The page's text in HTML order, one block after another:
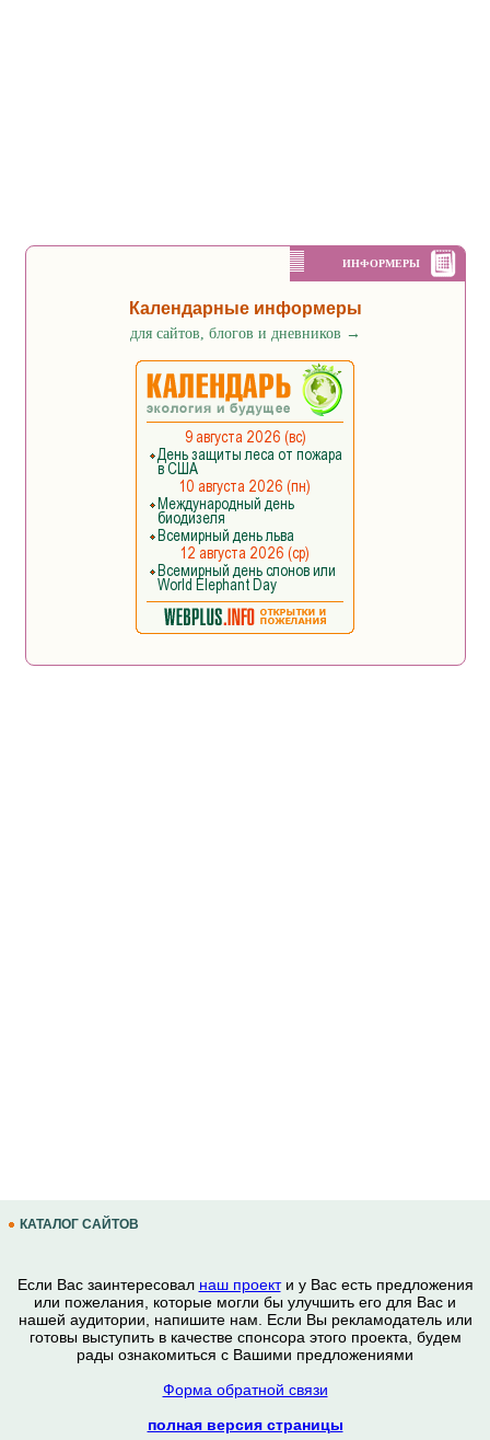
ИНФОРМЕРЫ
Календарные информеры
для сайтов, блогов и дневников →
КАТАЛОГ САЙТОВ
Если Вас заинтересовал наш проекти у Вас есть предложения
или пожелания, которые могли бы улучшить его для Вас и
нашей аудитории, напишите нам. Если Вы рекламодатель или
готовы выступить в качестве спонсора этого проекта, будем
рады ознакомиться с Вашими предложениями
Форма обратной связи
полная версия страницы